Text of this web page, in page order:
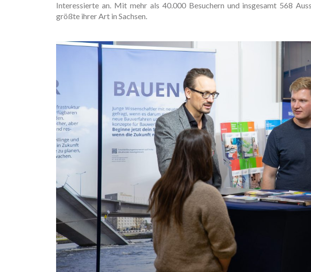
Interessierte an. Mit mehr als 40.000 Besuchern und insgesamt 568
größte ihrer Art in Sachsen.